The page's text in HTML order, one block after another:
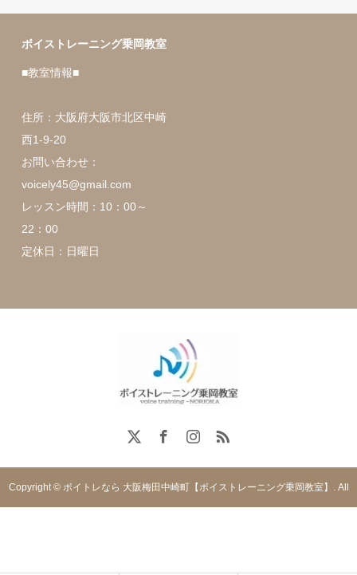
ボイストレーニング乗岡教室
■教室情報■
住所：大阪府大阪市北区中崎
西1-9-20
お問い合わせ：
voicely45@gmail.com
レッスン時間：10：00～
22：00
定休日：日曜日
Copyright © ボイトレなら 大阪梅田中崎町【ボイストレーニング乗岡教室】. All